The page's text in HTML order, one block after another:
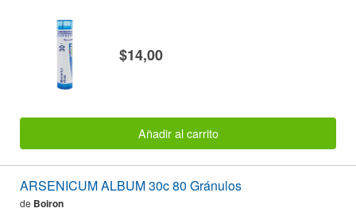
$14,00
Añadir al carrito
ARSENICUM ALBUM 30c 80 Gránulos
de Boiron